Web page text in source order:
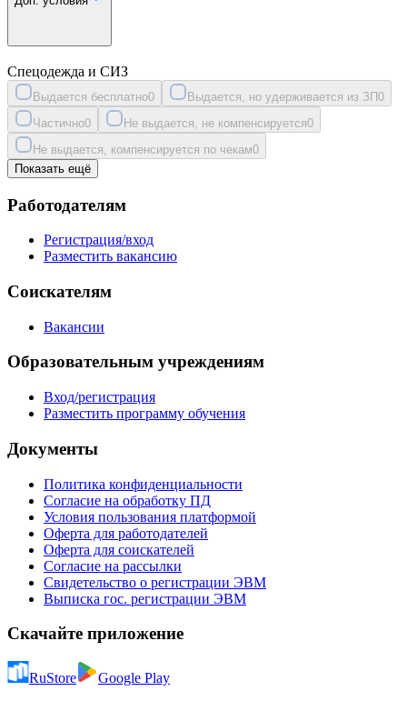
Спецодежда и СИЗ
Выдается бесплатно0 Выдается, но удерживается из ЗП0
Частично0 Не выдается, не компенсируется0
Не выдается, компенсируется по чекам0
Показать ещё
Работодателям
Регистрация/вход
Разместить вакансию
Соискателям
Вакансии
Образовательным учреждениям
Вход/регистрация
Разместить программу обучения
Документы
Политика конфиденциальности
Согласие на обработку ПД
Условия пользования платформой
Оферта для работодателей
Оферта для соискателей
Согласие на рассылки
Свидетельство о регистрации ЭВМ
Выписка гос. регистрации ЭВМ
Скачайте приложение
RuStore Google Play